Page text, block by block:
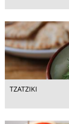
TZATZIKI